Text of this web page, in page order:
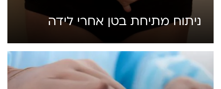
ניתוח מתיחת בטן אחרי לידה